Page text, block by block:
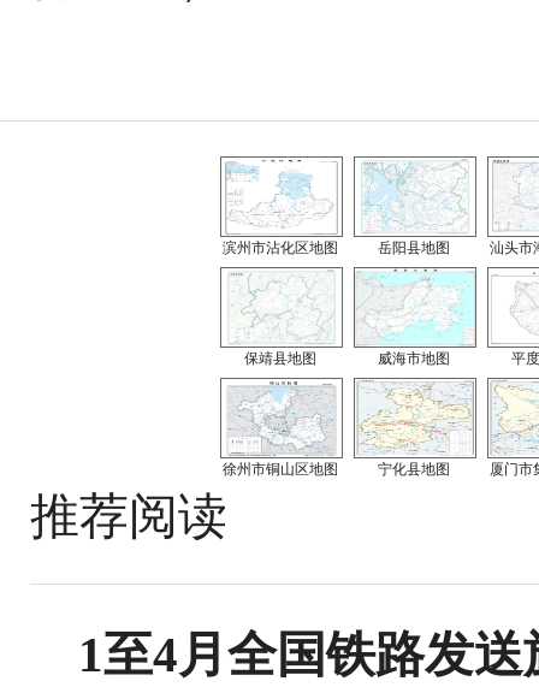
滨州市沾化区地图 岳阳县地图 汕头市
保靖县地图 威海市地图 平
徐州市铜山区地图 宁化县地图 厦门市
推荐阅读
1至4月全国铁路发